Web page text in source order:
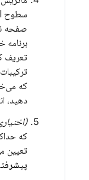
صفحه
برنامه
تعریف
که
دهید،
که
تعیین